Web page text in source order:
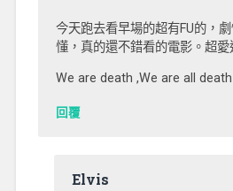
今天跑去看早場的超有FU的，
懂，真的還不錯看的電影。超愛
We are death ,We are all death
回覆
Elvis